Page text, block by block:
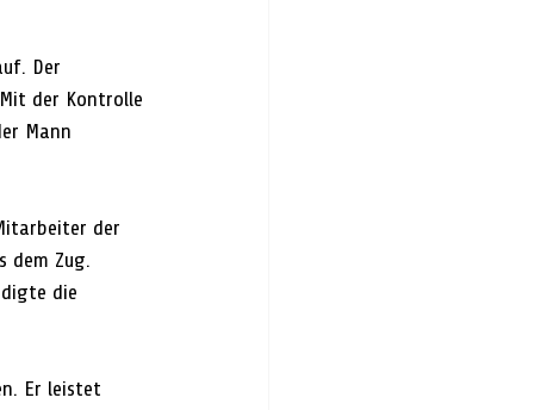
Der
der Kontrolle
Mann
der
dem Zug.
die
Er leistet